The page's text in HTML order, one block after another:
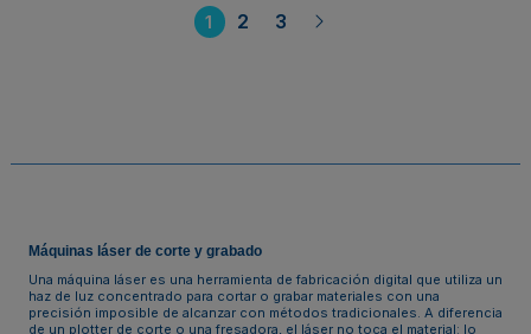
1 2 3
Máquinas láser de corte y grabado
Una máquina láser es una herramienta de fabricación digital que utiliza un
haz de luz concentrado para cortar o grabar materiales con una
precisión imposible de alcanzar con métodos tradicionales. A diferencia
de un plotter de corte o una fresadora, el láser no toca el material: lo